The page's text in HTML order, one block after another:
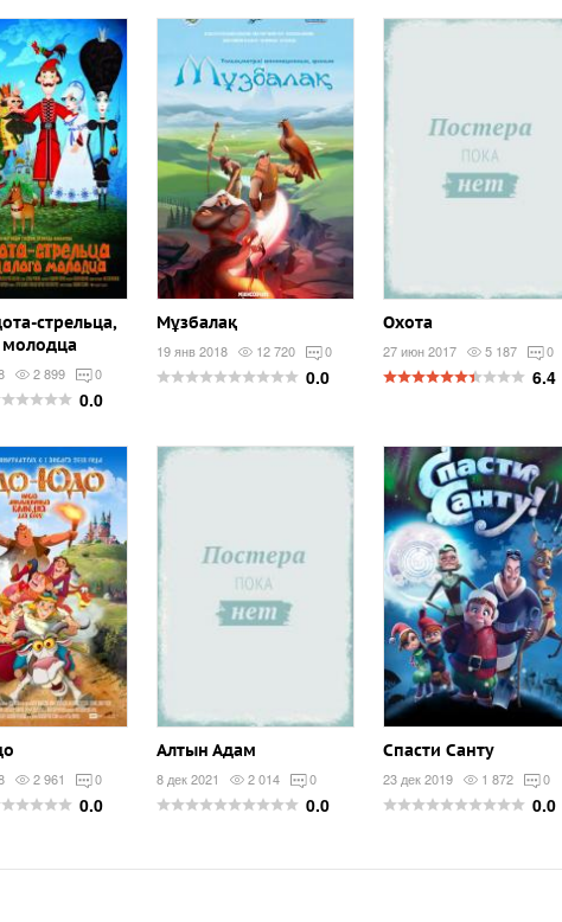
стрельца,
молодца
2 899 0
0.0
Мұзбалақ
19 янв 2018 12 720 0
0.0
Охота
27 июн 2017 5 187 0
6.4
2 961 0
0.0
Алтын Адам
8 дек 2021 2 014 0
0.0
Спасти Санту
23 дек 2019 1 872 0
0.0